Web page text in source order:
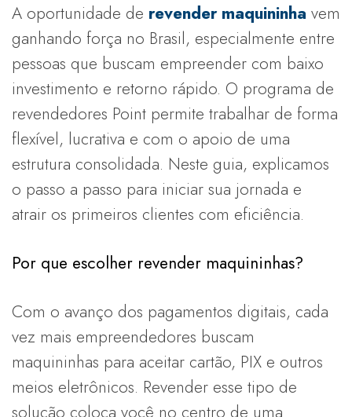
A oportunidade de revender maquininha vem
ganhando força no Brasil, especialmente entre
pessoas que buscam empreender com baixo
investimento e retorno rápido. O programa de
revendedores Point permite trabalhar de forma
flexível, lucrativa e com o apoio de uma
estrutura consolidada. Neste guia, explicamos
o passo a passo para iniciar sua jornada e
atrair os primeiros clientes com eficiência.
Por que escolher revender maquininhas?
Com o avanço dos pagamentos digitais, cada
vez mais empreendedores buscam
maquininhas para aceitar cartão, PIX e outros
meios eletrônicos. Revender esse tipo de
solução coloca você no centro de uma